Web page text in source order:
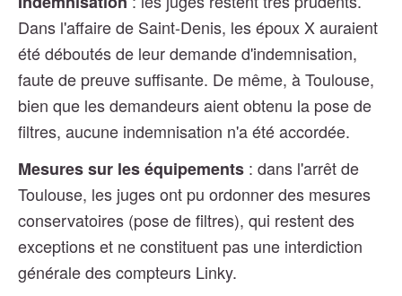
Dans l'affaire de Saint-Denis, les époux X auraient
été déboutés de leur demande d'indemnisation,
faute de preuve suffisante. De même, à Toulouse,
bien que les demandeurs aient obtenu la pose de
filtres, aucune indemnisation n'a été accordée.
Mesures sur les équipements : dans l'arrêt de
Toulouse, les juges ont pu ordonner des mesures
conservatoires (pose de filtres), qui restent des
exceptions et ne constituent pas une interdiction
générale des compteurs Linky.